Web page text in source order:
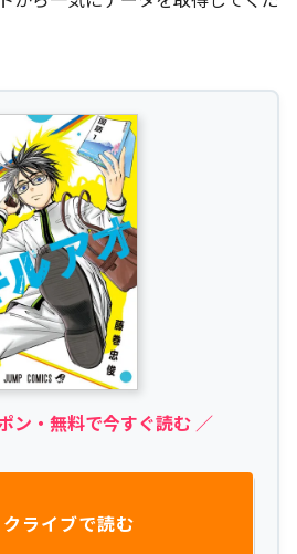
ン・無料で今すぐ読む ／
ライブで読む